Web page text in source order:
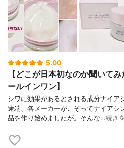
5.00
【どこが日本初なのか聞いて
ールインワン】
シワに効果があるとされる成分ナイア
途端、各メーカーがこぞってナイアシ
品を作り始めましたが。そんな…続き